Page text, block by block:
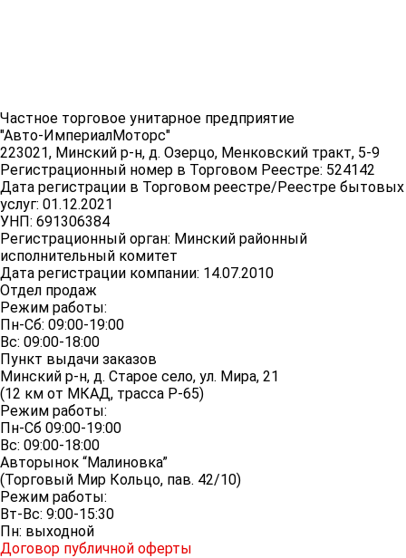
Частное торговое унитарное предприятие
"Авто-ИмпериалМоторс"
223021, Минский р-н, д. Озерцо, Менковский тракт, 5-9
Регистрационный номер в Торговом Реестре: 524142
Дата регистрации в Торговом реестре/Реестре бытовых
услуг: 01.12.2021
УНП: 691306384
Регистрационный орган: Минский районный
исполнительный комитет
Дата регистрации компании: 14.07.2010
Отдел продаж
Режим работы:
Пн-Сб: 09:00-19:00
Вс: 09:00-18:00
Пункт выдачи заказов
Минский р-н, д. Старое село, ул. Мира, 21
(12 км от МКАД, трасса P-65)
Режим работы:
Пн-Сб 09:00-19:00
Вс: 09:00-18:00
Авторынок “Малиновка”
(Торговый Мир Кольцо, пав. 42/10)
Режим работы:
Вт-Вс: 9:00-15:30
Пн: выходной
Договор публичной оферты